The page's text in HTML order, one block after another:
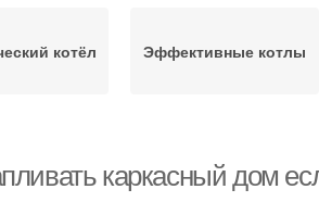
котёл Эффективные котлы
каркасный дом